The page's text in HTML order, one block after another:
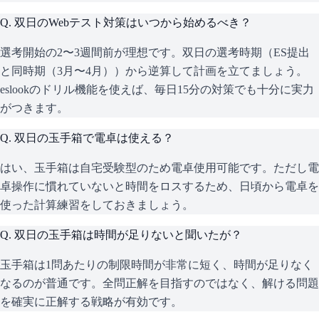
Q. 双日のWebテスト対策はいつから始めるべき？
選考開始の2〜3週間前が理想です。双日の選考時期（ES提出
と同時期（3月〜4月））から逆算して計画を立てましょう。
eslookのドリル機能を使えば、毎日15分の対策でも十分に実力
がつきます。
Q. 双日の玉手箱で電卓は使える？
はい、玉手箱は自宅受験型のため電卓使用可能です。ただし電
卓操作に慣れていないと時間をロスするため、日頃から電卓を
使った計算練習をしておきましょう。
Q. 双日の玉手箱は時間が足りないと聞いたが？
玉手箱は1問あたりの制限時間が非常に短く、時間が足りなく
なるのが普通です。全問正解を目指すのではなく、解ける問題
を確実に正解する戦略が有効です。